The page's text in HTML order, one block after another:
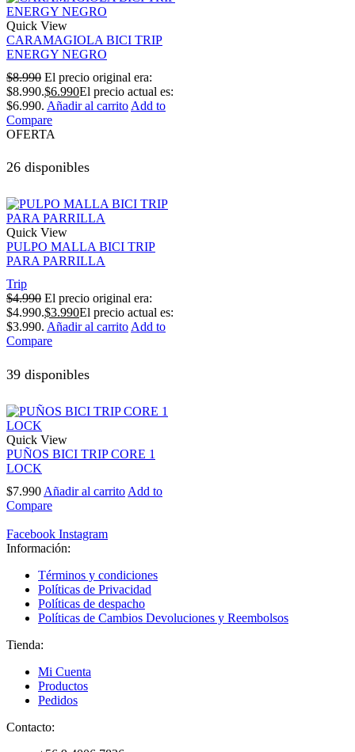
Quick View
CARAMAGIOLA BICI TRIP
ENERGY NEGRO
$8.990 El precio original era:
$8.990.$6.990El precio actual es:
$6.990. Añadir al carrito Add to
Compare
OFERTA
26 disponibles
Quick View
PULPO MALLA BICI TRIP
PARA PARRILLA
Trip
$4.990 El precio original era:
$4.990.$3.990El precio actual es:
$3.990. Añadir al carrito Add to
Compare
39 disponibles
Quick View
PUÑOS BICI TRIP CORE 1
LOCK
$7.990 Añadir al carrito Add to
Compare
Facebook Instagram
Información:
Términos y condiciones
Políticas de Privacidad
Políticas de despacho
Políticas de Cambios Devoluciones y Reembolsos
Tienda:
Mi Cuenta
Productos
Pedidos
Contacto: